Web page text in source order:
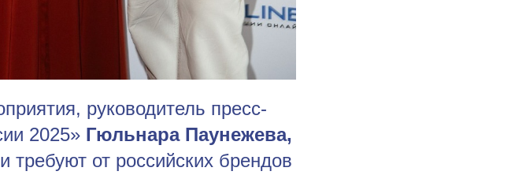
руководитель пресс-
2025» Гюльнара Паунежева,
от российских брендов